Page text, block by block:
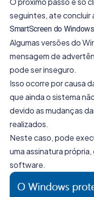
seguintes, ate concluir
SmartScreen do Windows
Algumas versões do
mensagem de
pode ser inseguro.
Isso ocorre por causa
que ainda o sistema
devido as mudanças
realizados.
Neste caso, pode
uma assinatura
software.